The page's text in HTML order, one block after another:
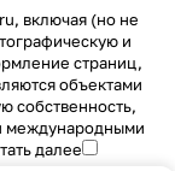
включая (но не
и
страниц,
объектами
собственность,
международными
далее